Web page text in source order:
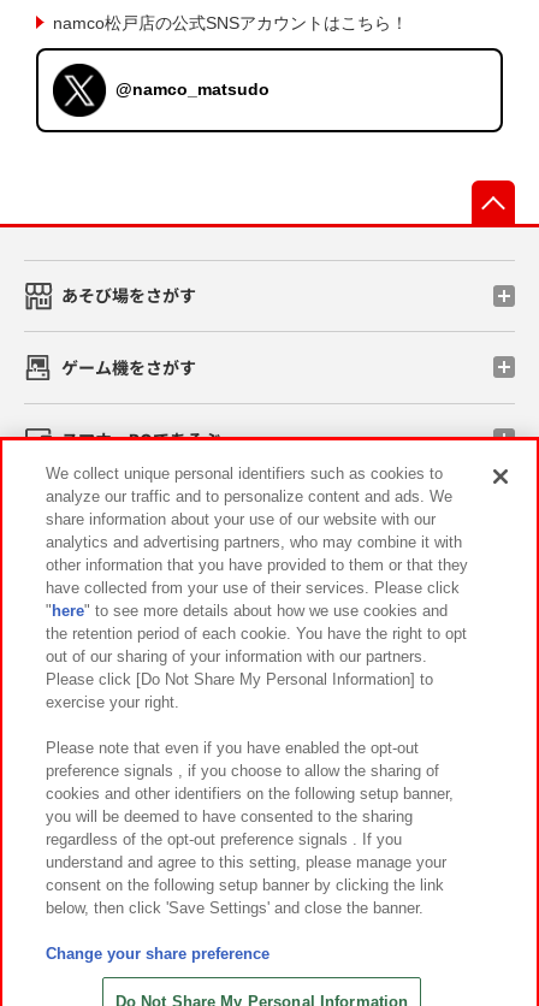
namco松戸店の公式SNSアカウントはこちら！
@namco_matsudo
あそび場をさがす
ゲーム機をさがす
スマホ・PCであそぶ
イベント・キャンペーン
関連会社 サステナビリティ サイトポリシー
プライバシーポリシー ウェブアクセシビリティ方針と検証結果
お取引先さまとともに
カスタマーハラスメント対応方針 よくあるご質問・お問い合わせ
©Bandai Namco Amusement Inc.
©Bandai Namco Amusement Lab Inc.
©HANAYASHIKI Co., Ltd. All Rights Reserved.
We collect unique personal identifiers such as cookies to
analyze our traffic and to personalize content and ads. We
share information about your use of our website with our
analytics and advertising partners, who may combine it with
other information that you have provided to them or that they
have collected from your use of their services. Please click
" here" to see more details about how we use cookies and
the retention period of each cookie. You have the right to opt
out of our sharing of your information with our partners.
Please click [Do Not Share My Personal Information] to
exercise your right.
Please note that even if you have enabled the opt-out
preference signals , if you choose to allow the sharing of
cookies and other identifiers on the following setup banner,
you will be deemed to have consented to the sharing
regardless of the opt-out preference signals . If you
understand and agree to this setting, please manage your
consent on the following setup banner by clicking the link
below, then click 'Save Settings' and close the banner.
Change your share preference
Do Not Share My Personal Information